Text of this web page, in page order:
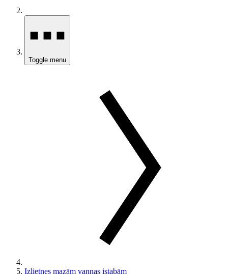
Toggle menu
Izlietnes mazām vannas istabām